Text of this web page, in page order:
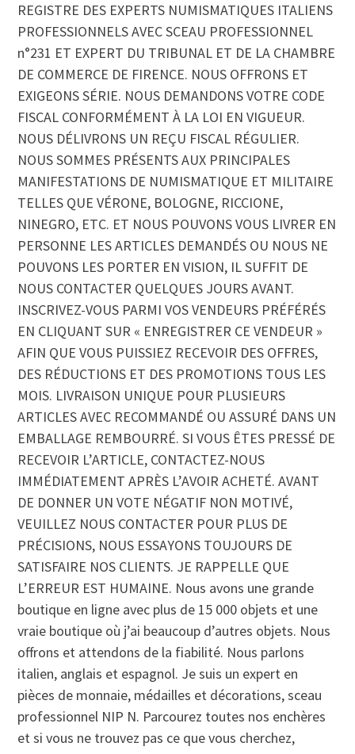
REGISTRE DES EXPERTS NUMISMATIQUES ITALIENS
PROFESSIONNELS AVEC SCEAU PROFESSIONNEL
n°231 ET EXPERT DU TRIBUNAL ET DE LA CHAMBRE
DE COMMERCE DE FIRENCE. NOUS OFFRONS ET
EXIGEONS SÉRIE. NOUS DEMANDONS VOTRE CODE
FISCAL CONFORMÉMENT À LA LOI EN VIGUEUR.
NOUS DÉLIVRONS UN REÇU FISCAL RÉGULIER.
NOUS SOMMES PRÉSENTS AUX PRINCIPALES
MANIFESTATIONS DE NUMISMATIQUE ET MILITAIRE
TELLES QUE VÉRONE, BOLOGNE, RICCIONE,
NINEGRO, ETC. ET NOUS POUVONS VOUS LIVRER EN
PERSONNE LES ARTICLES DEMANDÉS OU NOUS NE
POUVONS LES PORTER EN VISION, IL SUFFIT DE
NOUS CONTACTER QUELQUES JOURS AVANT.
INSCRIVEZ-VOUS PARMI VOS VENDEURS PRÉFÉRÉS
EN CLIQUANT SUR « ENREGISTRER CE VENDEUR »
AFIN QUE VOUS PUISSIEZ RECEVOIR DES OFFRES,
DES RÉDUCTIONS ET DES PROMOTIONS TOUS LES
MOIS. LIVRAISON UNIQUE POUR PLUSIEURS
ARTICLES AVEC RECOMMANDÉ OU ASSURÉ DANS UN
EMBALLAGE REMBOURRÉ. SI VOUS ÊTES PRESSÉ DE
RECEVOIR L’ARTICLE, CONTACTEZ-NOUS
IMMÉDIATEMENT APRÈS L’AVOIR ACHETÉ. AVANT
DE DONNER UN VOTE NÉGATIF NON MOTIVÉ,
VEUILLEZ NOUS CONTACTER POUR PLUS DE
PRÉCISIONS, NOUS ESSAYONS TOUJOURS DE
SATISFAIRE NOS CLIENTS. JE RAPPELLE QUE
L’ERREUR EST HUMAINE. Nous avons une grande
boutique en ligne avec plus de 15 000 objets et une
vraie boutique où j’ai beaucoup d’autres objets. Nous
offrons et attendons de la fiabilité. Nous parlons
italien, anglais et espagnol. Je suis un expert en
pièces de monnaie, médailles et décorations, sceau
professionnel NIP N. Parcourez toutes nos enchères
et si vous ne trouvez pas ce que vous cherchez,